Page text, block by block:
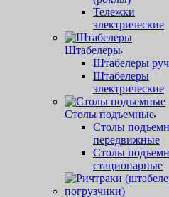
Тележки
электрические
Штабелеры
Штабелеры
Штабелеры
электрические
Столы подъемные
Столы
передвижные
Столы
стационарные